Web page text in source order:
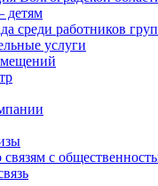
детям
среди работников
услуги
с